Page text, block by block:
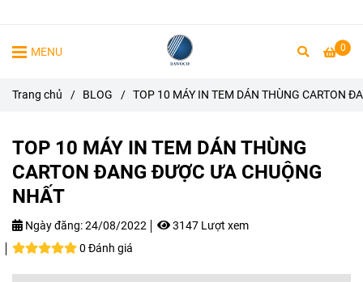
0
MENU
Trang chủ / BLOG / TOP 10 MÁY IN TEM DÁN THÙNG CARTON
TOP 10 MÁY IN TEM DÁN THÙNG
CARTON ĐANG ĐƯỢC ƯA CHUỘNG
NHẤT
Ngày đăng:24/08/2022
3147 Lượt xem
0 Đánh giá